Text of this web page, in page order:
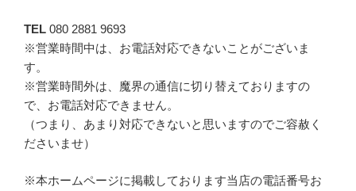
TEL 080 2881 9693
※営業時間中は、お電話対応できないことがございま
す。
※営業時間外は、魔界の通信に切り替えておりますの
で、お電話対応できません。
（つまり、あまり対応できないと思いますのでご容赦く
ださいませ）
※本ホームページに掲載しております当店の電話番号お